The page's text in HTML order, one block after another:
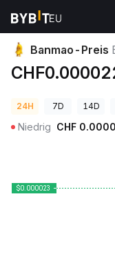
Krypto-Preise
Banmao-Preis
24H 7D 14D
Niedrig CHF